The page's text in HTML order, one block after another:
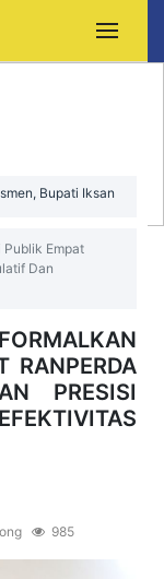
Hadiri Peringatan
dan Pemerataan
Empat
Dan
RANPERDA
PRESISI
985